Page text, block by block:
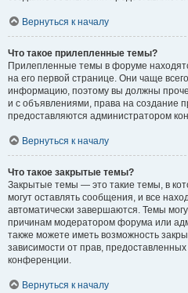
Вернуться к началу
Что такое прилепленные темы?
Прилепленные темы в форуме
на его первой странице. Они чаще
информацию, поэтому вы должны
и с объявлениями, права на создание
предоставляются администратором
Вернуться к началу
Что такое закрытые темы?
Закрытые темы — это такие темы, в
могут оставлять сообщения, и все
автоматически завершаются. Темы
причинам модератором форума или
также можете иметь возможность
зависимости от прав,
конференции.
Вернуться к началу